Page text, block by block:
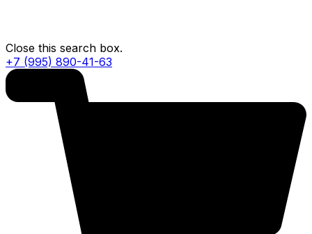
Close this search box.
+7 (995) 890-41-63